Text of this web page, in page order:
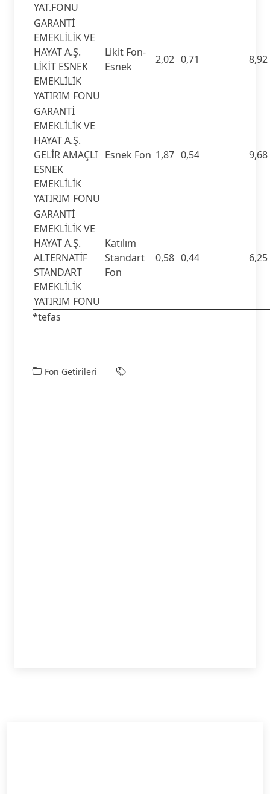
YAT.FONU
GARANTİ
EMEKLİLİK VE
HAYAT A.Ş.
LİKİT ESNEK
EMEKLİLİK
YATIRIM FONU
Likit Fon-
Esnek
2,02 0,71 8,92
GARANTİ
EMEKLİLİK VE
HAYAT A.Ş.
GELİR AMAÇLI
ESNEK
EMEKLİLİK
YATIRIM FONU
Esnek Fon 1,87 0,54 9,68
GARANTİ
EMEKLİLİK VE
HAYAT A.Ş.
ALTERNATİF
STANDART
EMEKLİLİK
YATIRIM FONU
Katılım
Standart
Fon
0,58 0,44 6,25
*tefas
Fon Getirileri